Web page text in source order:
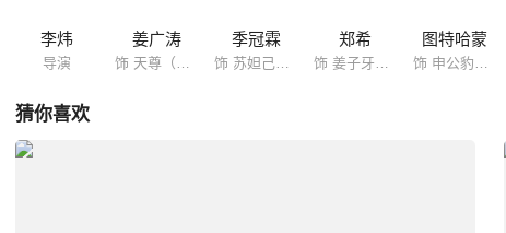
李炜
导演
姜广涛 季冠霖 郑希 图特哈蒙
猜你喜欢